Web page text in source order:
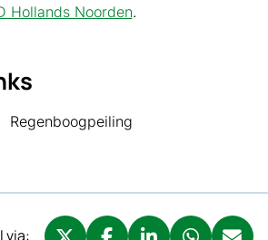
Hollands Noorden.
Regenboogpeiling, opent in nieuw
via: